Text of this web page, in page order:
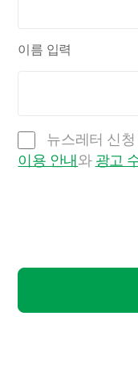
이름 입력
뉴스레터 신
이용 안내 와 광고